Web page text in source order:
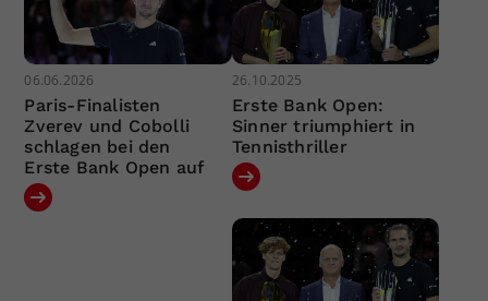
06.06.2026
Paris-Finalisten
Zverev und Cobolli
schlagen bei den
Erste Bank Open auf
26.10.2025
Erste Bank Open:
Sinner triumphiert in
Tennisthriller